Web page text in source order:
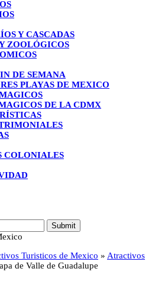
Y CASCADAS
ZOOLÓGICOS
DE SEMANA
PLAYAS DE MEXICO
DE LA CDMX
COLONIALES
Submit
Turisticos de Mexico » Atractivos
de Valle de Guadalupe